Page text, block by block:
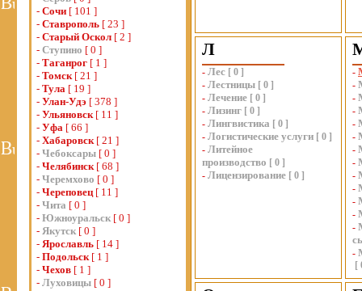
- Сочи [ 101 ]
- Ставрополь [ 23 ]
- Старый Оскол [ 2 ]
- Ступино [ 0 ]
- Таганрог [ 1 ]
- Томск[ 21 ]
- Тула [ 19 ]
- Улан-Удэ [ 378 ]
- Ульяновск[ 11 ]
- Уфа [ 66 ]
- Хабаровск[ 21 ]
- Чебоксары [ 0 ]
- Челябинск[ 68 ]
- Черемхово [ 0 ]
- Череповец[ 11 ]
- Чита [ 0 ]
- Южноуральск [ 0 ]
- Якутск [ 0 ]
- Ярославль [ 14 ]
- Подольск[ 1 ]
- Чехов [ 1 ]
- Луховицы [ 0 ]
Л
- Лес [ 0 ]
- Лестницы [ 0 ]
- Лечение [ 0 ]
- Лизинг [ 0 ]
- Лингвистика [ 0 ]
- Логистические услуги [ 0 ]
- Литейное
производство [ 0 ]
- Лицензирование [ 0 ]
-
-
-
-
-
-
-
-
-
-
-
-
-
-
[